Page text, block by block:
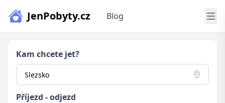
JenPobyty.cz Blog
Kam chcete jet?
Příjezd - odjezd